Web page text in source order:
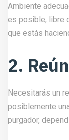
Ambiente
es posible, libre
que estás
2.
Necesitarás un
posiblemente
purgador,